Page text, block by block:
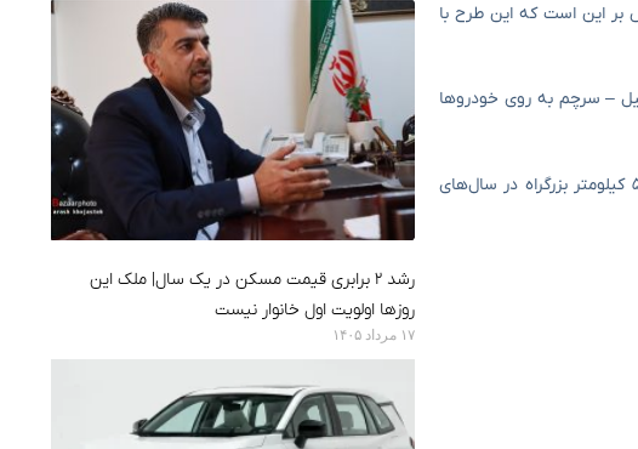
سرچم را ۲۸ درصد اعلام کرد و ادامه داد: تلاش بر این است که این طرح با
مالی تا پایان شهریورماه سال جاری ۳۵ کیلومتر از مسیر اردبیل – سرچم به روی خودروها
وی با بیان اینکه بزرگراه اردبیل ـ سرچم به طول ۱۷۸ کیلومتر، مرکز استان را به آزادراه زنجان ـ تبریز و مرکز کشور متصل می‌کند، افزود: ۵۷ کیلومتر بزرگراه در سال‌های
رشد ۲ برابری قیمت مسکن در یک سال| ملک این
روزها اولویت اول خانوار نیست
۱۷ مرداد ۱۴۰۵